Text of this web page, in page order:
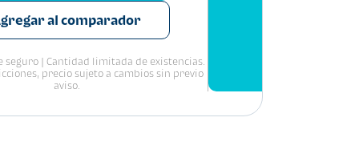
al comparador
seguro | Cantidad limitada de existencias.
precio sujeto a cambios sin previo
aviso.